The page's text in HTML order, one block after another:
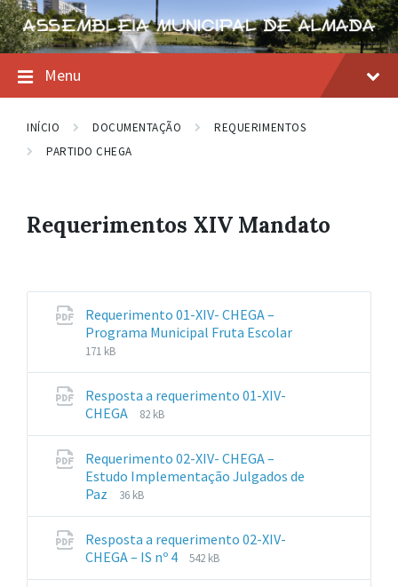
Skip
to
content
Skip
to
main
navigation
Skip
to
footer
Menu
INÍCIO DOCUMENTAÇÃO
REQUERIMENTOS
PARTIDO CHEGA
Requerimentos XIV Mandato
Requerimento 01-XIV- CHEGA –
Programa Municipal Fruta Escolar
171 kB
Resposta a requerimento 01-XIV-
CHEGA
File
File
82 kB
Requerimento 02-XIV- CHEGA –
Estudo Implementação Julgados de
Paz
File
File
36 kB
Resposta a requerimento 02-XIV-
CHEGA – IS nº 4
File
File
542 kB